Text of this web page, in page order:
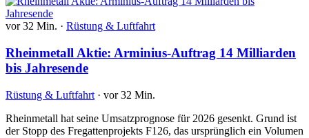
vor 32 Min. · Rüstung & Luftfahrt
Rheinmetall Aktie: Arminius-Auftrag 14 Milliarden
bis Jahresende
Rüstung & Luftfahrt · vor 32 Min.
Rheinmetall hat seine Umsatzprognose für 2026 gesenkt. Grund ist
der Stopp des Fregattenprojekts F126, das ursprünglich ein Volumen